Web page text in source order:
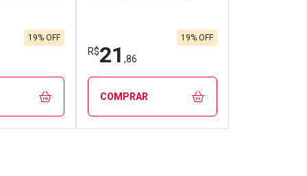
19% OFF
R$21 ,86
19% OFF
COMPRAR